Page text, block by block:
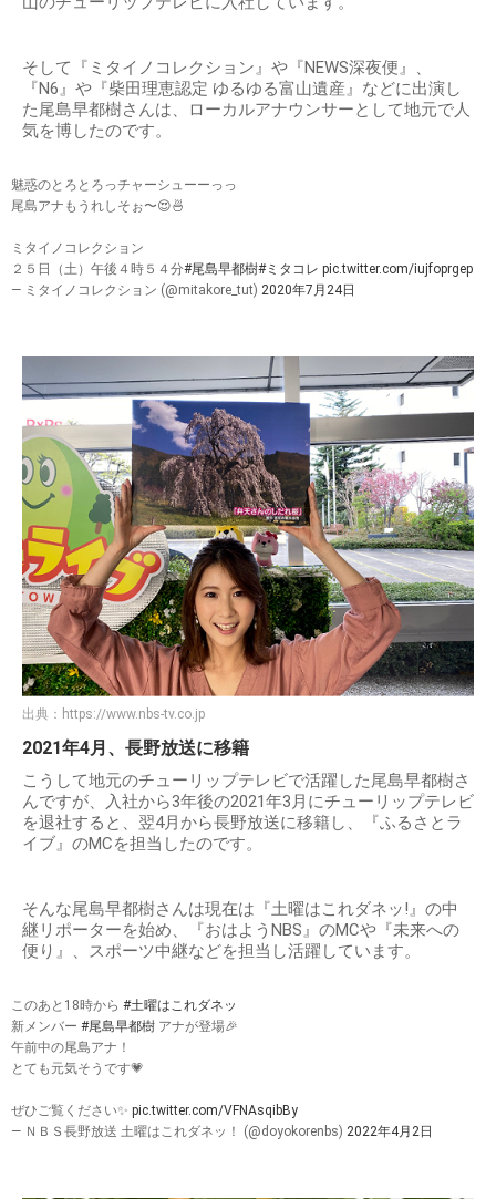
そして『ミタイノコレクション』や『NEWS深夜便』、
『N6』や『柴田理恵認定 ゆるゆる富山遺産』などに出演し
た尾島早都樹さんは、ローカルアナウンサーとして地元で人
気を博したのです。
魅惑のとろとろっチャーシューーっっ
尾島アナもうれしそぉ〜😍🍜
ミタイノコレクション
２５日（土）午後４時５４分#尾島早都樹#ミタコレ pic.twitter.com/iujfoprgep
— ミタイノコレクション (@mitakore_tut) 2020年7月24日
出典： https://www.nbs-tv.co.jp
2021年4月、長野放送に移籍
こうして地元のチューリップテレビで活躍した尾島早都樹さ
んですが、入社から3年後の2021年3月にチューリップテレビ
を退社すると、翌4月から長野放送に移籍し、『ふるさとラ
イブ』のMCを担当したのです。
そんな尾島早都樹さんは現在は『土曜はこれダネッ!』の中
継リポーターを始め、『おはようNBS』のMCや『未来への
便り』、スポーツ中継などを担当し活躍しています。
このあと18時から #土曜はこれダネッ
新メンバー #尾島早都樹 アナが登場🎉
午前中の尾島アナ！
とても元気そうです💗
ぜひご覧ください✨ pic.twitter.com/VFNAsqibBy
— ＮＢＳ長野放送 土曜はこれダネッ！ (@doyokorenbs) 2022年4月2日